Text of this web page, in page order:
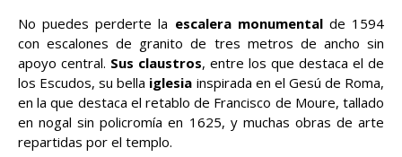
No puedes perderte la escalera monumentalde 1594
con escalones de granito de tres metros de ancho sin
apoyo central. Sus claustros, entre los que destaca el de
los Escudos, su bella iglesia inspirada en el Gesú de Roma,
en la que destaca el retablo de Francisco de Moure, tallado
en nogal sin policromía en 1625, y muchas obras de arte
repartidas por el templo.